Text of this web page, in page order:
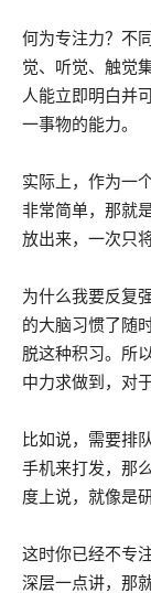
何为专注力？不
觉、听觉、触觉
人能立即明白并
一事物的能力。
实际上，作为一
非常简单，那就
放出来，一次只
为什么我要反复
的大脑习惯了随
脱这种积习。所
中力求做到，对
比如说，需要排
手机来打发，那
度上说，就像是
这时你已经不专
深层一点讲，那